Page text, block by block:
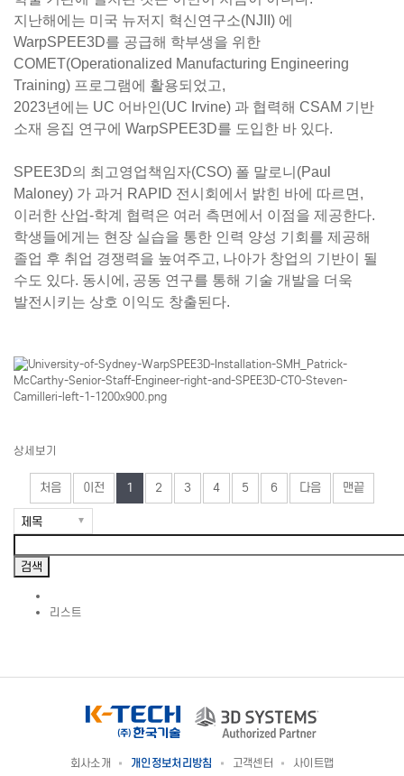
지난해에는 미국 뉴저지 혁신연구소(NJII) 에
WarpSPEE3D를 공급해 학부생을 위한
COMET(Operationalized Manufacturing Engineering
Training) 프로그램에 활용되었고,
2023년에는 UC 어바인(UC Irvine) 과 협력해 CSAM 기반
소재 응집 연구에 WarpSPEE3D를 도입한 바 있다.
SPEE3D의 최고영업책임자(CSO) 폴 말로니(Paul
Maloney) 가 과거 RAPID 전시회에서 밝힌 바에 따르면,
이러한 산업-학계 협력은 여러 측면에서 이점을 제공한다.
학생들에게는 현장 실습을 통한 인력 양성 기회 를 제공해
졸업 후 취업 경쟁력을 높여주고, 나아가 창업의 기반이 될
수도 있다. 동시에, 공동 연구를 통해 기술 개발을 더욱
발전시키는 상호 이익도 창출된다.
상세보기
처음 이전 1 2 3 4 5 6 다음 맨끝
리스트
회사소개 개인정보처리방침 고객센터 사이트맵